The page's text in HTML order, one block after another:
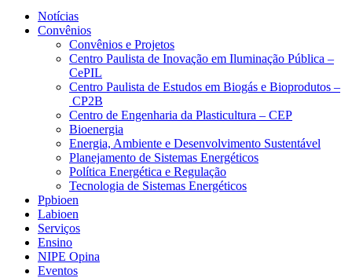
Notícias
Convênios
Convênios e Projetos
Centro Paulista de Inovação em Iluminação Pública –
CePIL
Centro Paulista de Estudos em Biogás e Bioprodutos –
CP2B
Centro de Engenharia da Plasticultura – CEP
Bioenergia
Energia, Ambiente e Desenvolvimento Sustentável
Planejamento de Sistemas Energéticos
Política Energética e Regulação
Tecnologia de Sistemas Energéticos
Ppbioen
Labioen
Serviços
Ensino
NIPE Opina
Eventos